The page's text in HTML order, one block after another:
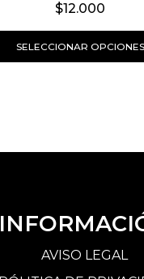
$12.000
SELECCIONAR OPCIONES
AVISO LEGAL